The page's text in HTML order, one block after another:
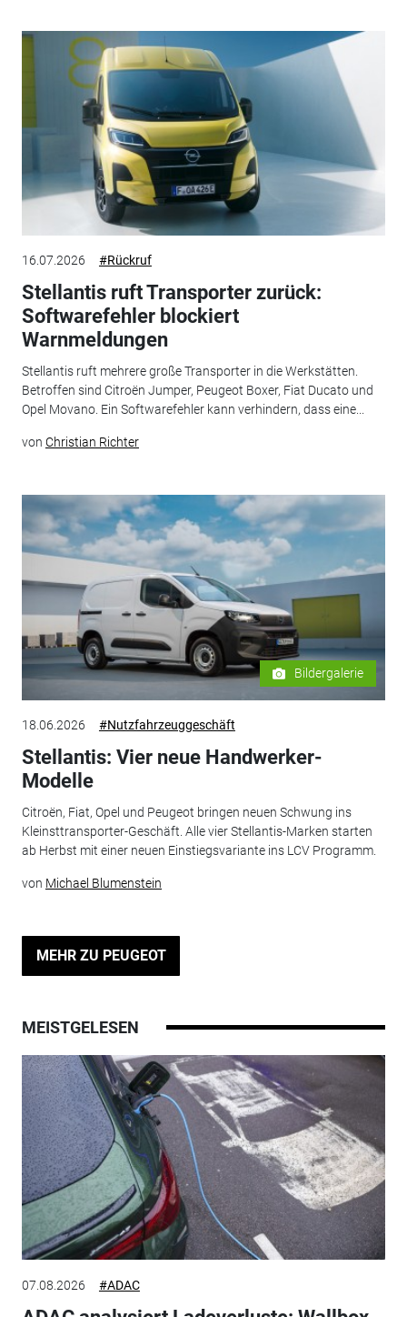
16.07.2026 #Rückruf
Stellantis ruft Transporter zurück:
Softwarefehler blockiert
Warnmeldungen
Stellantis ruft mehrere große Transporter in die Werkstätten.
Betroffen sind Citroën Jumper, Peugeot Boxer, Fiat Ducato und
Opel Movano. Ein Softwarefehler kann verhindern, dass eine...
von Christian Richter
Bildergalerie
18.06.2026 #Nutzfahrzeuggeschäft
Stellantis: Vier neue Handwerker-
Modelle
Citroën, Fiat, Opel und Peugeot bringen neuen Schwung ins
Kleinsttransporter-Geschäft. Alle vier Stellantis-Marken starten
ab Herbst mit einer neuen Einstiegsvariante ins LCV Programm.
von Michael Blumenstein
MEHR ZU PEUGEOT
MEISTGELESEN
07.08.2026 #ADAC